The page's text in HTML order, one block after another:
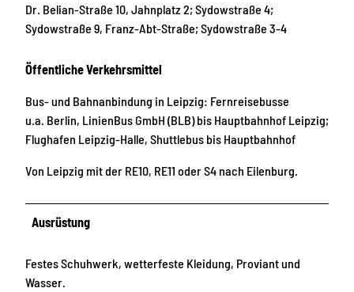
Dr. Belian-Straße 10, Jahnplatz 2; Sydowstraße 4;
Sydowstraße 9, Franz-Abt-Straße; Sydowstraße 3-4
Öffentliche Verkehrsmittel
Bus- und Bahnanbindung in Leipzig: Fernreisebusse
u.a. Berlin, LinienBus GmbH (BLB) bis Hauptbahnhof Leipzig;
Flughafen Leipzig-Halle, Shuttlebus bis Hauptbahnhof
Von Leipzig mit der RE10, RE11 oder S4 nach Eilenburg.
Ausrüstung
Festes Schuhwerk, wetterfeste Kleidung, Proviant und
Wasser.